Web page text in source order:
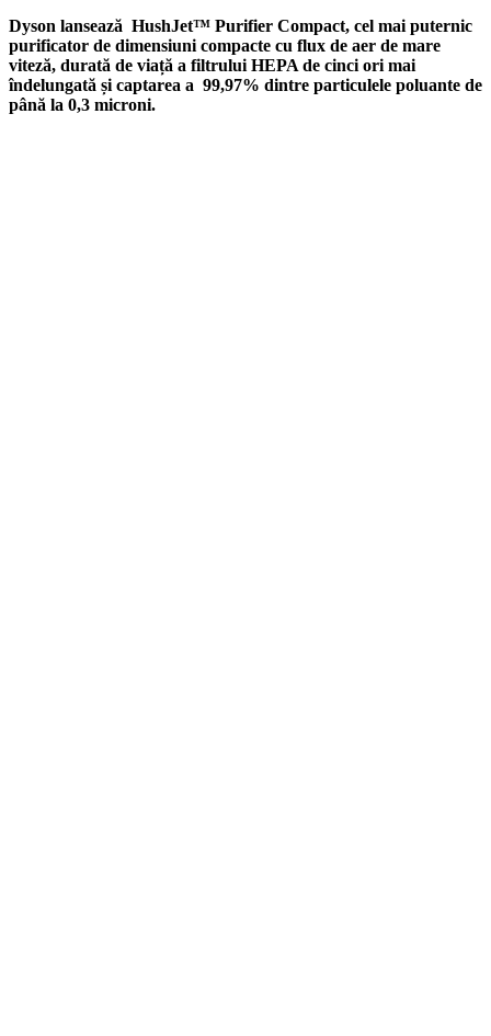
Dyson lansează HushJet™ Purifier Compact, cel mai puternic
purificator de dimensiuni compacte cu flux de aer de mare
viteză, durată de viață a filtrului HEPA de cinci ori mai
îndelungată și captarea a 99,97% dintre particulele poluante de
până la 0,3 microni.